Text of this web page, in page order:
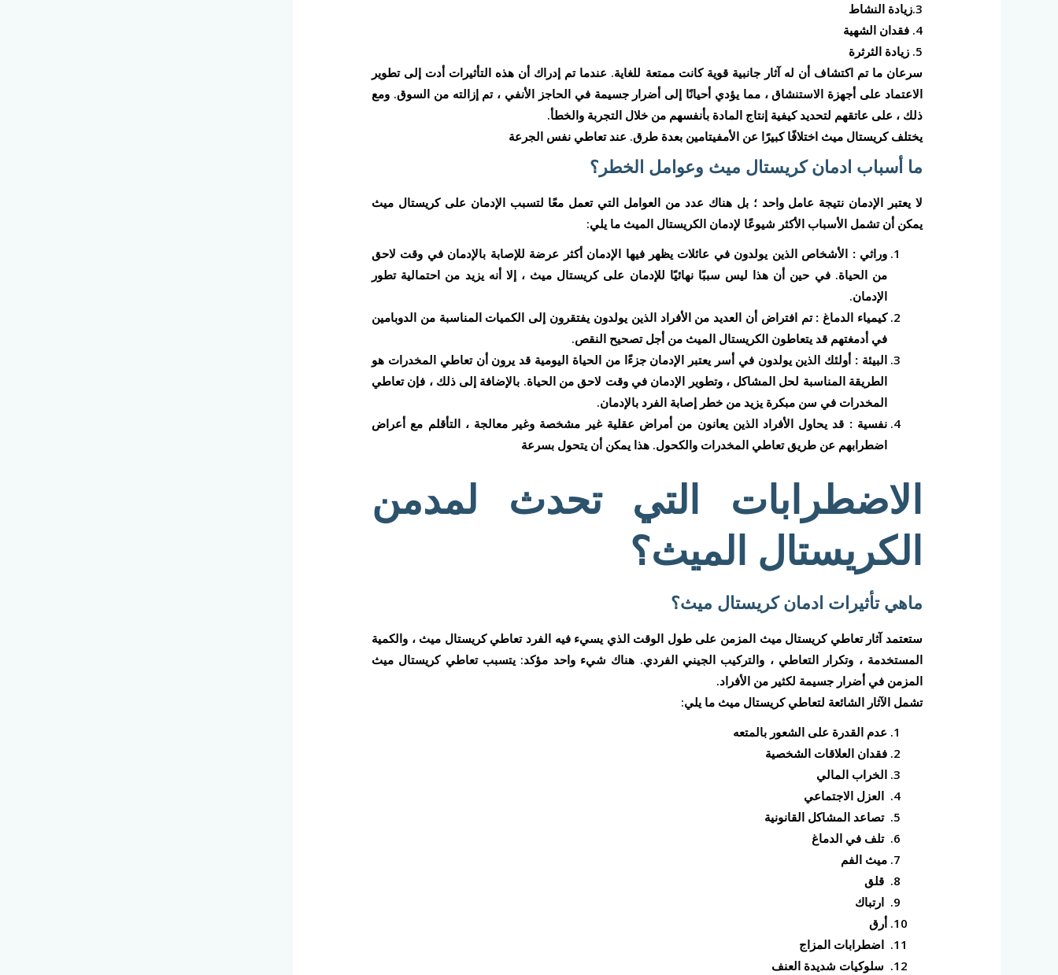
3.زيادة النشاط
4. فقدان الشهية
5. زيادة الثرثرة
سرعان ما تم اكتشاف أن له آثار جانبية قوية كانت ممتعة للغاية. عندما تم إدراك أن هذه التأثيرات أدت إلى تطوير
الاعتماد على أجهزة الاستنشاق ، مما يؤدي أحيانًا إلى أضرار جسيمة في الحاجز الأنفي ، تم إزالته من السوق. ومع
ذلك ، على عاتقهم لتحديد كيفية إنتاج المادة بأنفسهم من خلال التجربة والخطأ.
يختلف كريستال ميث اختلافًا كبيرًا عن الأمفيتامين بعدة طرق. عند تعاطي نفس الجرعة
ما أسباب ادمان كريستال ميث وعوامل الخطر؟
لا يعتبر الإدمان نتيجة عامل واحد ؛ بل هناك عدد من العوامل التي تعمل معًا لتسبب الإدمان على كريستال ميث
يمكن أن تشمل الأسباب الأكثر شيوعًا لإدمان الكريستال الميث ما يلي:
وراثي : الأشخاص الذين يولدون في عائلات يظهر فيها الإدمان أكثر عرضة للإصابة بالإدمان في وقت لاحق
من الحياة. في حين أن هذا ليس سببًا نهائيًا للإدمان على كريستال ميث ، إلا أنه يزيد من احتمالية تطور
الإدمان.
كيمياء الدماغ : تم افتراض أن العديد من الأفراد الذين يولدون يفتقرون إلى الكميات المناسبة من الدوبامين
في أدمغتهم قد يتعاطون الكريستال الميث من أجل تصحيح النقص.
البيئة : أولئك الذين يولدون في أسر يعتبر الإدمان جزءًا من الحياة اليومية قد يرون أن تعاطي المخدرات هو
الطريقة المناسبة لحل المشاكل ، وتطوير الإدمان في وقت لاحق من الحياة. بالإضافة إلى ذلك ، فإن تعاطي
المخدرات في سن مبكرة يزيد من خطر إصابة الفرد بالإدمان.
نفسية : قد يحاول الأفراد الذين يعانون من أمراض عقلية غير مشخصة وغير معالجة ، التأقلم مع أعراض
اضطرابهم عن طريق تعاطي المخدرات والكحول. هذا يمكن أن يتحول بسرعة
الاضطرابات التي تحدث لمدمن
الكريستال الميث؟
ماهي تأثيرات ادمان كريستال ميث؟
ستعتمد آثار تعاطي كريستال ميث المزمن على طول الوقت الذي يسيء فيه الفرد تعاطي كريستال ميث ، والكمية
المستخدمة ، وتكرار التعاطي ، والتركيب الجيني الفردي. هناك شيء واحد مؤكد: يتسبب تعاطي كريستال ميث
المزمن في أضرار جسيمة لكثير من الأفراد.
تشمل الآثار الشائعة لتعاطي كريستال ميث ما يلي:
عدم القدرة على الشعور بالمتعه
فقدان العلاقات الشخصية
الخراب المالي
العزل الاجتماعي
تصاعد المشاكل القانونية
تلف في الدماغ
ميث الفم
قلق
ارتباك
أرق
اضطرابات المزاج
سلوكيات شديدة العنف